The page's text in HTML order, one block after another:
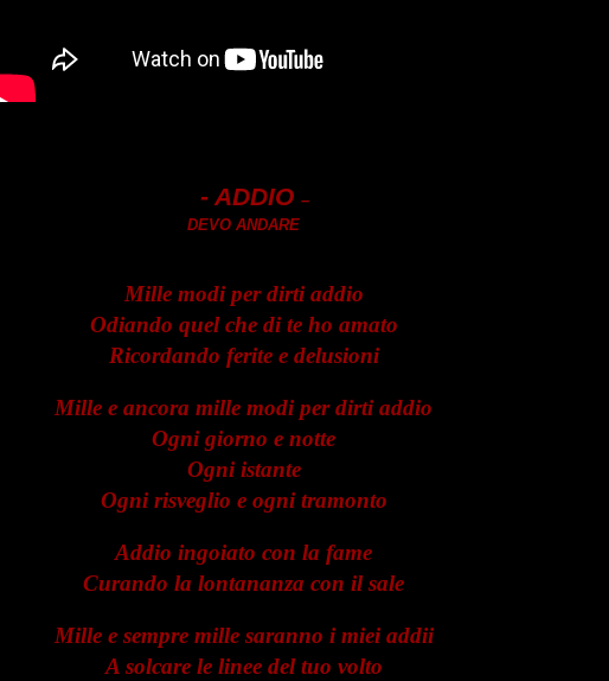
- ADDIO –
DEVO ANDARE
Mille modi per dirti addio
Odiando quel che di te ho amato
Ricordando ferite e delusioni
Mille e ancora mille modi per dirti addio
Ogni giorno e notte
Ogni istante
Ogni risveglio e ogni tramonto
Addio ingoiato con la fame
Curando la lontananza con il sale
Mille e sempre mille saranno i miei addii
A solcare le linee del tuo volto